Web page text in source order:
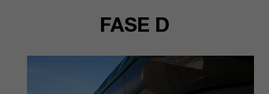
FASE D